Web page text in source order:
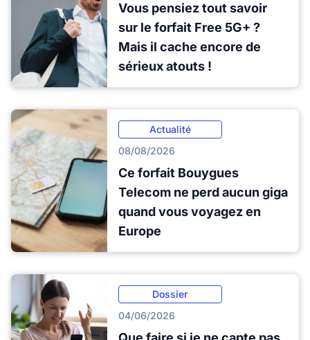
Vous pensiez tout savoir
sur le forfait Free 5G+ ?
Mais il cache encore de
sérieux atouts !
Actualité
08/08/2026
Ce forfait Bouygues
Telecom ne perd aucun giga
quand vous voyagez en
Europe
Dossier
04/06/2026